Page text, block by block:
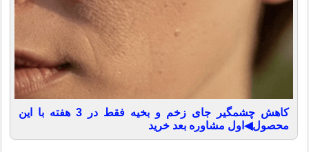
کاهش چشمگیر جای زخم و بخیه فقط در 3 هفته با این
محصول◀اول مشاوره بعد خرید